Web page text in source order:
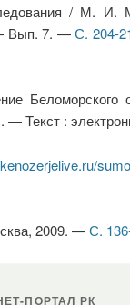
/ М.
— Вып. 7. —С. 204-
Беломорского
— Текст :
2009. —С.
ПОРТАЛ РК